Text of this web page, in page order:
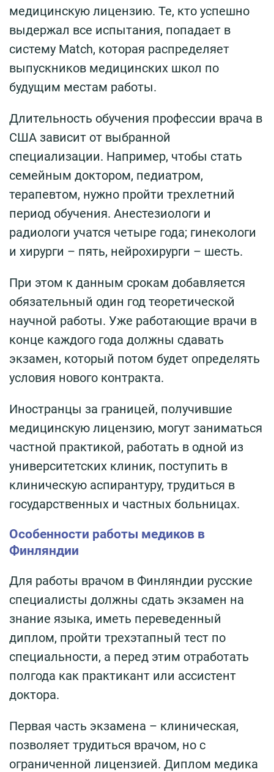
медицинскую лицензию. Те, кто успешно
выдержал все испытания, попадает в
систему Match, которая распределяет
выпускников медицинских школ по
будущим местам работы.
Длительность обучения профессии врача в
США зависит от выбранной
специализации. Например, чтобы стать
семейным доктором, педиатром,
терапевтом, нужно пройти трехлетний
период обучения. Анестезиологи и
радиологи учатся четыре года; гинекологи
и хирурги – пять, нейрохирурги – шесть.
При этом к данным срокам добавляется
обязательный один год теоретической
научной работы. Уже работающие врачи в
конце каждого года должны сдавать
экзамен, который потом будет определять
условия нового контракта.
Иностранцы за границей, получившие
медицинскую лицензию, могут заниматься
частной практикой, работать в одной из
университетских клиник, поступить в
клиническую аспирантуру, трудиться в
государственных и частных больницах.
Особенности работы медиков в
Финляндии
Для работы врачом в Финляндии русские
специалисты должны сдать экзамен на
знание языка, иметь переведенный
диплом, пройти трехэтапный тест по
специальности, а перед этим отработать
полгода как практикант или ассистент
доктора.
Первая часть экзамена – клиническая,
позволяет трудиться врачом, но с
ограниченной лицензией. Диплом медика